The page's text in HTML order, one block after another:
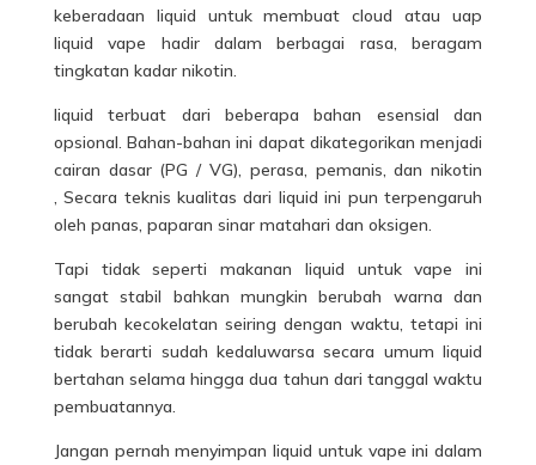
keberadaan liquid untuk membuat cloud atau uap
liquid vape hadir dalam berbagai rasa, beragam
tingkatan kadar nikotin.
liquid terbuat dari beberapabahan esensial dan
opsional. Bahan-bahan ini dapat dikategorikan menjadi
cairan dasar (PG / VG), perasa, pemanis, dan nikotin
, Secara teknis kualitas dari liquid ini pun terpengaruh
oleh panas, paparan sinar matahari dan oksigen.
Tapi tidak seperti makanan liquid untuk vape ini
sangat stabil bahkan mungkin berubah warna dan
berubah kecokelatan seiring dengan waktu, tetapi ini
tidak berarti sudah kedaluwarsa secara umum liquid
bertahan selama hingga dua tahun dari tanggal waktu
pembuatannya.
Jangan pernah menyimpan liquid untuk vape ini dalam